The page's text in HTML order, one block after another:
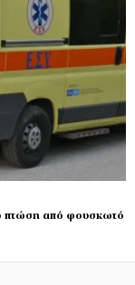
πτώση από φουσκωτό